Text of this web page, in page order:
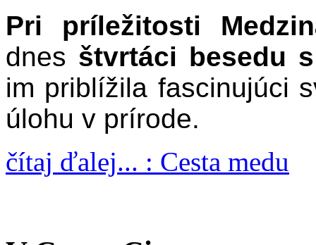
Pri príležitosti
dnes štvrtáci besedu
im priblížila fascinujúci
úlohu v prírode.
čítaj ďalej... : Cesta medu